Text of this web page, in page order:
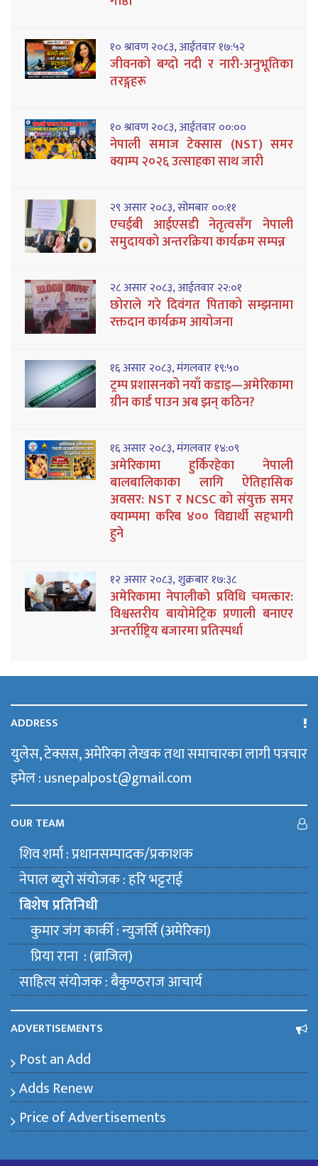
१० श्रावण २०८३, आईतवार १७:५२
जीवनको बग्दो नदी र नारी-अनुभूतिका
तरङ्गहरू
१० श्रावण २०८३, आईतवार ००:००
नेपाली समाज टेक्सास (NST) समर
क्याम्प २०२६ उत्साहका साथ जारी
२९ असार २०८३, सोमबार ००:११
एचईबी आईएसडी नेतृत्वसँग नेपाली
समुदायको अन्तरक्रिया कार्यक्रम सम्पन्न
२८ असार २०८३, आईतवार २२:०१
छोराले गरे दिवंगत पिताको सम्झनामा
रक्तदान कार्यक्रम आयोजना
१६ असार २०८३, मंगलवार १९:५०
ट्रम्प प्रशासनको नयाँ कडाइ—अमेरिकामा
ग्रीन कार्ड पाउन अब झन् कठिन?
१६ असार २०८३, मंगलवार १४:०९
अमेरिकामा हुर्किरहेका नेपाली
बालबालिकाका लागि ऐतिहासिक
अवसर: NST र NCSC को संयुक्त समर
क्याम्पमा करिब ४०० विद्यार्थी सहभागी
हुने
१२ असार २०८३, शुक्रबार १७:३८
अमेरिकामा नेपालीको प्रविधि चमत्कार:
विश्वस्तरीय बायोमेट्रिक प्रणाली बनाएर
अन्तर्राष्ट्रिय बजारमा प्रतिस्पर्धा
ADDRESS
युलेस, टेक्सस, अमेरिका लेखक तथा समाचारका लागी पत्रचार
इमेल : usnepalpost@gmail.com
OUR TEAM
शिव शर्मा : प्रधानसम्पादक/प्रकाशक
नेपाल ब्युराे संयाेजक : हरि भट्टराई
बिशेष प्रतिनिधी
कुमार जंग कार्की : न्युजर्सि (अमेरिका)
प्रिया राना : (ब्राजिल)
साहित्य संयाेजक : बैकुण्ठराज आचार्य
ADVERTISEMENTS
Post an Add
Adds Renew
Price of Advertisements